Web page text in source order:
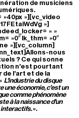
de musiciens
»][vc_video
»]
» »
»0″ lk_thm= »0″
»][vc_column]
nous
? Ce qui sonne
n’est pourtant
l’art et de la
L’industrie du disque
une économie, c’est un
comme phénomène
à la naissance d’un
interactifs.».